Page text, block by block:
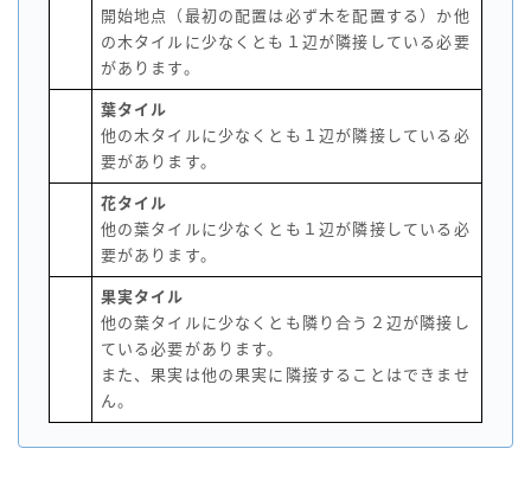
開始地点（最初の配置は必ず木を配置する）か他
の木タイルに少なくとも１辺が隣接している必要
があります。
葉タイル
他の木タイルに少なくとも１辺が隣接している必
要があります。
花タイル
他の葉タイルに少なくとも１辺が隣接している必
要があります。
果実タイル
他の葉タイルに少なくとも隣り合う２辺が隣接し
ている必要があります。
また、果実は他の果実に隣接することはできませ
ん。